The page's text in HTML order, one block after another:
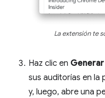
La extensión te
Haz clic en
sus auditorías en la
y, luego, abre una